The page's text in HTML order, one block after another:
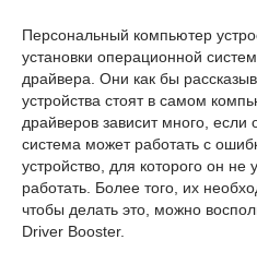
Персональный компьютер
установки операционной
драйвера. Они как бы
устройства стоят в самом
драйверов зависит много, если
система может работать с
устройство, для которого он не
работать. Более того, их
чтобы делать это, можно
Driver Booster.